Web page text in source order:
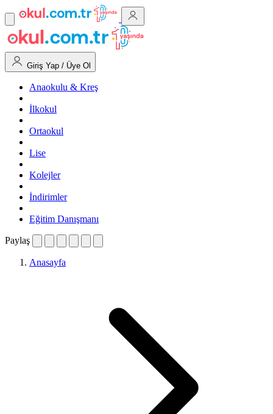
Giriş Yap / Üye Ol
Anaokulu & Kreş
İlkokul
Ortaokul
Lise
Kolejler
İndirimler
Eğitim Danışmanı
Paylaş
Anasayfa